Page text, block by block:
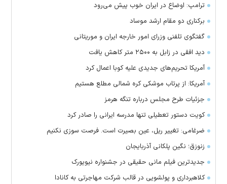
ترامپ: اوضاع در ایران خوب پیش می‌رود
برکناری دو مقام ارشد موساد
گفتگوی تلفنی وزرای امور خارجه ایران و موریتانی
دید افقی در زابل به ۲۵۰۰ متر کاهش یافت
آمریکا تحریم‌های جدیدی علیه کوبا اعمال کرد
آمریکا: از پرتاب موشکی کره شمالی مطلع هستیم
جزئیات طرح مجلس درباره تنگه هرمز
کویت دستور تعطیلی تنها مدرسه ایرانی را صادر کرد
ضرغامی: تغییر ریل، عین بصیرت است. فرصت سوزی نکنیم
زنوزق؛ نگین پلکانی آذربایجان
جدیدترین فیلم مانی حقیقی در جشنواره نیویورک
کلاهبرداری و پولشویی در قالب شرکت مهاجرتی به کانادا